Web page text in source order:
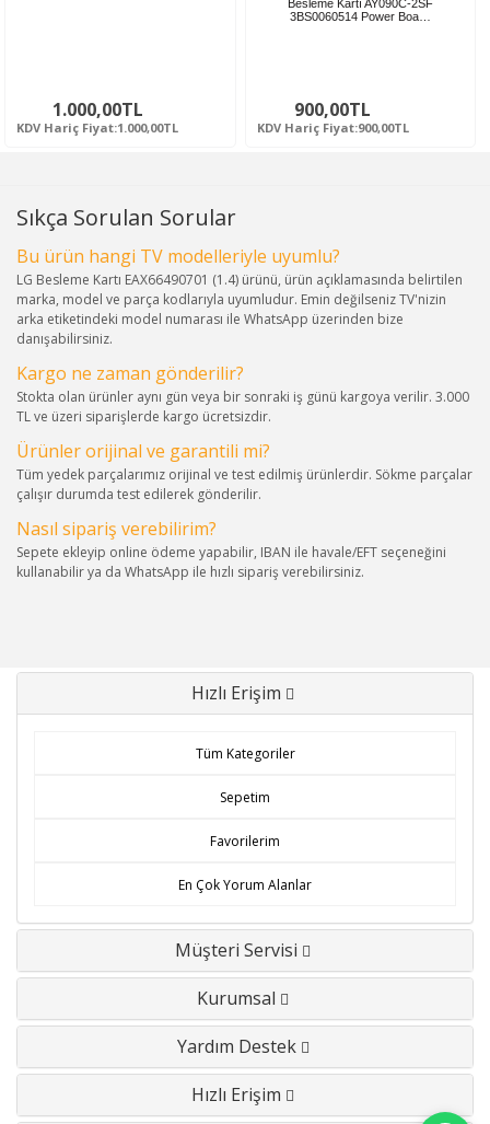
1.000,00TL
KDV Hariç Fiyat:1.000,00TL
Besleme Kartı AY090C-2SF
3BS0060514 Power Boa…
900,00TL
KDV Hariç Fiyat:900,00TL
Sıkça Sorulan Sorular
Bu ürün hangi TV modelleriyle uyumlu?
LG Besleme Kartı EAX66490701 (1.4) ürünü, ürün açıklamasında belirtilen
marka, model ve parça kodlarıyla uyumludur. Emin değilseniz TV'nizin
arka etiketindeki model numarası ile WhatsApp üzerinden bize
danışabilirsiniz.
Kargo ne zaman gönderilir?
Stokta olan ürünler aynı gün veya bir sonraki iş günü kargoya verilir. 3.000
TL ve üzeri siparişlerde kargo ücretsizdir.
Ürünler orijinal ve garantili mi?
Tüm yedek parçalarımız orijinal ve test edilmiş ürünlerdir. Sökme parçalar
çalışır durumda test edilerek gönderilir.
Nasıl sipariş verebilirim?
Sepete ekleyip online ödeme yapabilir, IBAN ile havale/EFT seçeneğini
kullanabilir ya da WhatsApp ile hızlı sipariş verebilirsiniz.
Hızlı Erişim
Tüm Kategoriler
Sepetim
Favorilerim
En Çok Yorum Alanlar
Müşteri Servisi
Kurumsal
Yardım Destek
Hızlı Erişim